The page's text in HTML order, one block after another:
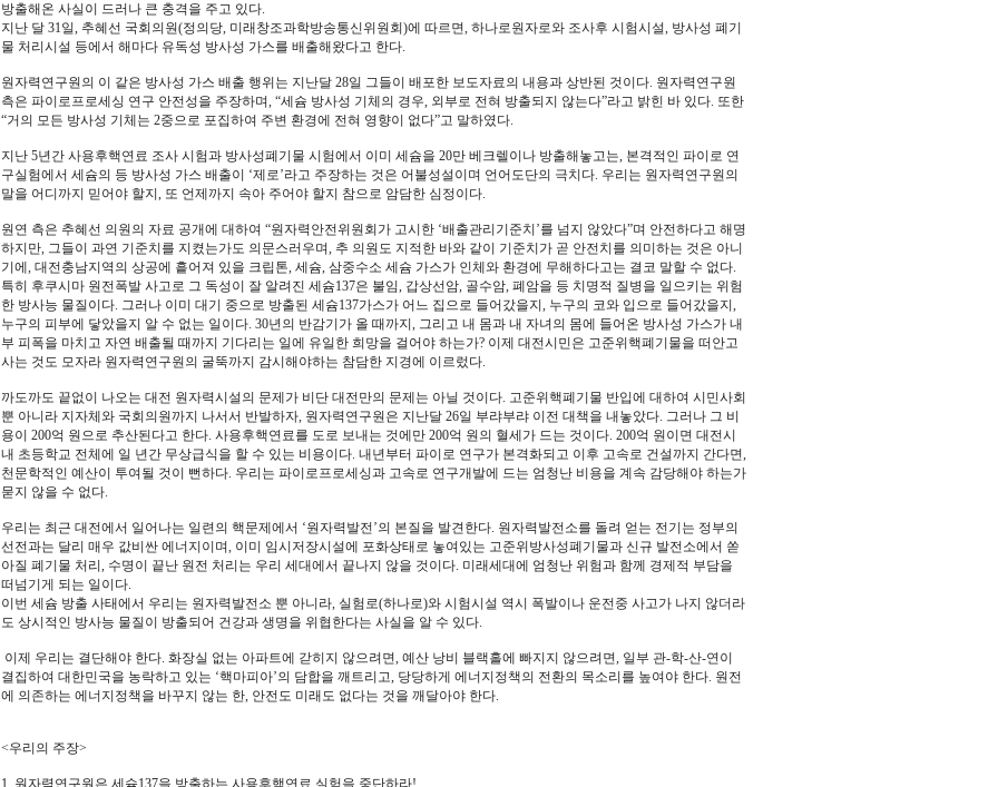
방출해온 사실이 드러나 큰 충격을 주고 있다.
지난 달 31일, 추혜선 국회의원(정의당, 미래창조과학방송통신위원회)에 따르면, 하나로원자로와 조사후 시험시설, 방사성 폐기
물 처리시설 등에서 해마다 유독성 방사성 가스를 배출해왔다고 한다.
원자력연구원의 이 같은 방사성 가스 배출 행위는 지난달 28일 그들이 배포한 보도자료의 내용과 상반된 것이다. 원자력연구원
측은 파이로프로세싱 연구 안전성을 주장하며, “세슘 방사성 기체의 경우, 외부로 전혀 방출되지 않는다”라고 밝힌 바 있다. 또한
“거의 모든 방사성 기체는 2중으로 포집하여 주변 환경에 전혀 영향이 없다”고 말하였다.
지난 5년간 사용후핵연료 조사 시험과 방사성폐기물 시험에서 이미 세슘을 20만 베크렐이나 방출해놓고는, 본격적인 파이로 연
구실험에서 세슘의 등 방사성 가스 배출이 ‘제로’라고 주장하는 것은 어불성설이며 언어도단의 극치다. 우리는 원자력연구원의
말을 어디까지 믿어야 할지, 또 언제까지 속아 주어야 할지 참으로 암담한 심정이다.
원연 측은 추혜선 의원의 자료 공개에 대하여 “원자력안전위원회가 고시한 ‘배출관리기준치’를 넘지 않았다”며 안전하다고 해명
하지만, 그들이 과연 기준치를 지켰는가도 의문스러우며, 추 의원도 지적한 바와 같이 기준치가 곧 안전치를 의미하는 것은 아니
기에, 대전충남지역의 상공에 흩어져 있을 크립톤, 세슘, 삼중수소 세슘 가스가 인체와 환경에 무해하다고는 결코 말할 수 없다.
특히 후쿠시마 원전폭발 사고로 그 독성이 잘 알려진 세슘137은 불임, 갑상선암, 골수암, 폐암을 등 치명적 질병을 일으키는 위험
한 방사능 물질이다. 그러나 이미 대기 중으로 방출된 세슘137가스가 어느 집으로 들어갔을지, 누구의 코와 입으로 들어갔을지,
누구의 피부에 닿았을지 알 수 없는 일이다. 30년의 반감기가 올 때까지, 그리고 내 몸과 내 자녀의 몸에 들어온 방사성 가스가 내
부 피폭을 마치고 자연 배출될 때까지 기다리는 일에 유일한 희망을 걸어야 하는가? 이제 대전시민은 고준위핵폐기물을 떠안고
사는 것도 모자라 원자력연구원의 굴뚝까지 감시해야하는 참담한 지경에 이르렀다.
까도까도 끝없이 나오는 대전 원자력시설의 문제가 비단 대전만의 문제는 아닐 것이다. 고준위핵폐기물 반입에 대하여 시민사회
뿐 아니라 지자체와 국회의원까지 나서서 반발하자, 원자력연구원은 지난달 26일 부랴부랴 이전 대책을 내놓았다. 그러나 그 비
용이 200억 원으로 추산된다고 한다. 사용후핵연료를 도로 보내는 것에만 200억 원의 혈세가 드는 것이다. 200억 원이면 대전시
내 초등학교 전체에 일 년간 무상급식을 할 수 있는 비용이다. 내년부터 파이로 연구가 본격화되고 이후 고속로 건설까지 간다면,
천문학적인 예산이 투여될 것이 뻔하다. 우리는 파이로프로세싱과 고속로 연구개발에 드는 엄청난 비용을 계속 감당해야 하는가
묻지 않을 수 없다.
우리는 최근 대전에서 일어나는 일련의 핵문제에서 ‘원자력발전’의 본질을 발견한다. 원자력발전소를 돌려 얻는 전기는 정부의
선전과는 달리 매우 값비싼 에너지이며, 이미 임시저장시설에 포화상태로 놓여있는 고준위방사성폐기물과 신규 발전소에서 쏟
아질 폐기물 처리, 수명이 끝난 원전 처리는 우리 세대에서 끝나지 않을 것이다. 미래세대에 엄청난 위험과 함께 경제적 부담을
떠넘기게 되는 일이다.
이번 세슘 방출 사태에서 우리는 원자력발전소 뿐 아니라, 실험로(하나로)와 시험시설 역시 폭발이나 운전중 사고가 나지 않더라
도 상시적인 방사능 물질이 방출되어 건강과 생명을 위협한다는 사실을 알 수 있다.
이제 우리는 결단해야 한다. 화장실 없는 아파트에 갇히지 않으려면, 예산 낭비 블랙홀에 빠지지 않으려면, 일부 관-학-산-연이
결집하여 대한민국을 농락하고 있는 ‘핵마피아’의 담합을 깨트리고, 당당하게 에너지정책의 전환의 목소리를 높여야 한다. 원전
에 의존하는 에너지정책을 바꾸지 않는 한, 안전도 미래도 없다는 것을 깨달아야 한다.
<우리의 주장>
1. 원자력연구원은 세슘137을 방출하는 사용후핵연료 실험을 중단하라!